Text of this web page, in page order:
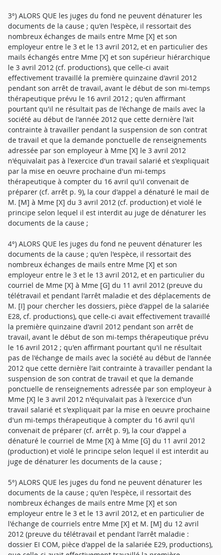
3°) ALORS QUE les juges du fond ne peuvent dénaturer les
documents de la cause ; qu'en l'espèce, il ressortait des
nombreux échanges de mails entre Mme [X] et son
employeur entre le 3 et le 13 avril 2012, et en particulier des
mails échangés entre Mme [X] et son supérieur hiérarchique
le 3 avril 2012 (cf. productions), que celle-ci avait
effectivement travaillé la première quinzaine d'avril 2012
pendant son arrêt de travail, avant le début de son mi-temps
thérapeutique prévu le 16 avril 2012 ; qu'en affirmant
pourtant qu'il ne résultait pas de l'échange de mails avec la
société au début de l'année 2012 que cette dernière l'ait
contrainte à travailler pendant la suspension de son contrat
de travail et que la demande ponctuelle de renseignements
adressée par son employeur à Mme [X] le 3 avril 2012
n'équivalait pas à l'exercice d'un travail salarié et s'expliquait
par la mise en oeuvre prochaine d'un mi-temps
thérapeutique à compter du 16 avril qu'il convenait de
préparer (cf. arrêt p. 9), la cour d'appel a dénaturé le mail de
M. [M] à Mme [X] du 3 avril 2012 (cf. production) et violé le
principe selon lequel il est interdit au juge de dénaturer les
documents de la cause ;
4°) ALORS QUE les juges du fond ne peuvent dénaturer les
documents de la cause ; qu'en l'espèce, il ressortait des
nombreux échanges de mails entre Mme [X] et son
employeur entre le 3 et le 13 avril 2012, et en particulier du
courriel de Mme [X] à Mme [G] du 11 avril 2012 (preuve du
télétravail et pendant l'arrêt maladie et des déplacements de
M. [I] pour chercher les dossiers, pièce d'appel de la salariée
E28, cf. productions), que celle-ci avait effectivement travaillé
la première quinzaine d'avril 2012 pendant son arrêt de
travail, avant le début de son mi-temps thérapeutique prévu
le 16 avril 2012 ; qu'en affirmant pourtant qu'il ne résultait
pas de l'échange de mails avec la société au début de l'année
2012 que cette dernière l'ait contrainte à travailler pendant la
suspension de son contrat de travail et que la demande
ponctuelle de renseignements adressée par son employeur à
Mme [X] le 3 avril 2012 n'équivalait pas à l'exercice d'un
travail salarié et s'expliquait par la mise en oeuvre prochaine
d'un mi-temps thérapeutique à compter du 16 avril qu'il
convenait de préparer (cf. arrêt p. 9), la cour d'appel a
dénaturé le courriel de Mme [X] à Mme [G] du 11 avril 2012
(production) et violé le principe selon lequel il est interdit au
juge de dénaturer les documents de la cause ;
5°) ALORS QUE les juges du fond ne peuvent dénaturer les
documents de la cause ; qu'en l'espèce, il ressortait des
nombreux échanges de mails entre Mme [X] et son
employeur entre le 3 et le 13 avril 2012, et en particulier de
l'échange de courriels entre Mme [X] et M. [M] du 12 avril
2012 (preuve du télétravail et pendant l'arrêt maladie :
dossier EI COM, pièce d'appel de la salariée E29, productions),